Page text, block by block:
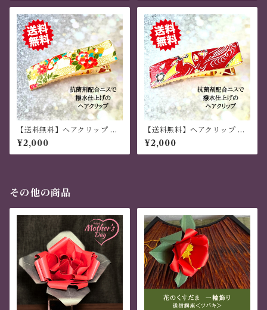
ンピンク
【送料無料】ヘアクリップ 大
きめ しっかり おしゃれ 金属製
和風 千代紙 ハンドメイド クリ
ーム色
¥2,000
【送料無料】ヘアクリップ 大
きめ しっかり おしゃれ 金属製
和風 ハンドメイド 茶色
¥2,000
その他の商品